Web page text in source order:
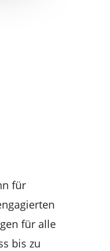
für
für alle
bis zu